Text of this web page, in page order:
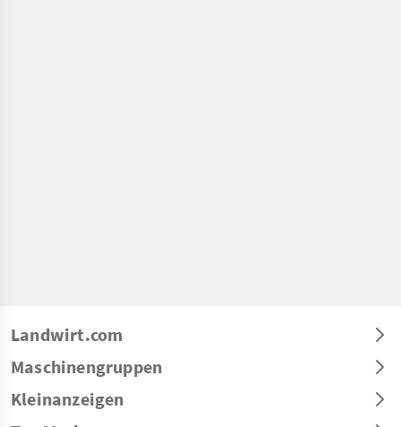
Landwirt.com
Maschinengruppen
Kleinanzeigen